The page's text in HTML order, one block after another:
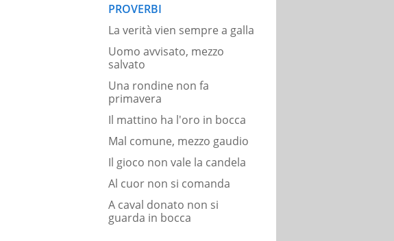
PROVERBI
La verità vien sempre a galla
Uomo avvisato, mezzo
salvato
Una rondine non fa
primavera
Il mattino ha l'oro in bocca
Mal comune, mezzo gaudio
Il gioco non vale la candela
Al cuor non si comanda
A caval donato non si
guarda in bocca